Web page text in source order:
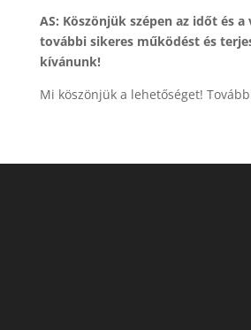
AS: Köszönjük szépen az időt és a
további sikeres működést és
kívánunk!
Mi köszönjük a lehetőséget!